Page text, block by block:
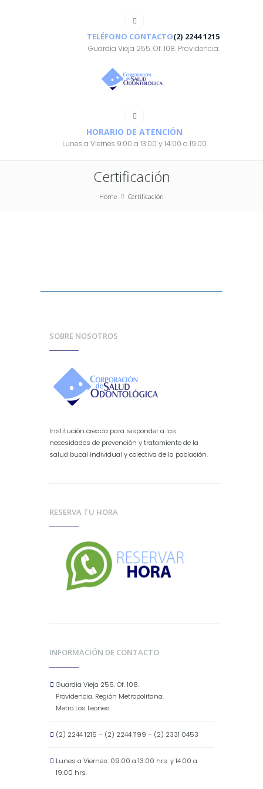
TELÉFONO CONTACTO(2) 2244 1215
Guardia Vieja 255. Of. 108. Providencia.
HORARIO DE ATENCIÓN
Lunes a Viernes 9:00 a 13:00 y 14:00 a 19:00
Certificación
Home Certificación
SOBRE NOSOTROS
Institución creada para responder a las
necesidades de prevención y tratamiento de la
salud bucal individual y colectiva de la población.
RESERVA TU HORA
INFORMACIÓN DE CONTACTO
Guardia Vieja 255. Of. 108.
Providencia. Región Metropolitana.
Metro Los Leones
(2) 2244 1215 – (2) 2244 1199 – (2) 2331 0453
Lunes a Viernes: 09:00 a 13:00 hrs. y 14:00 a
19:00 hrs.